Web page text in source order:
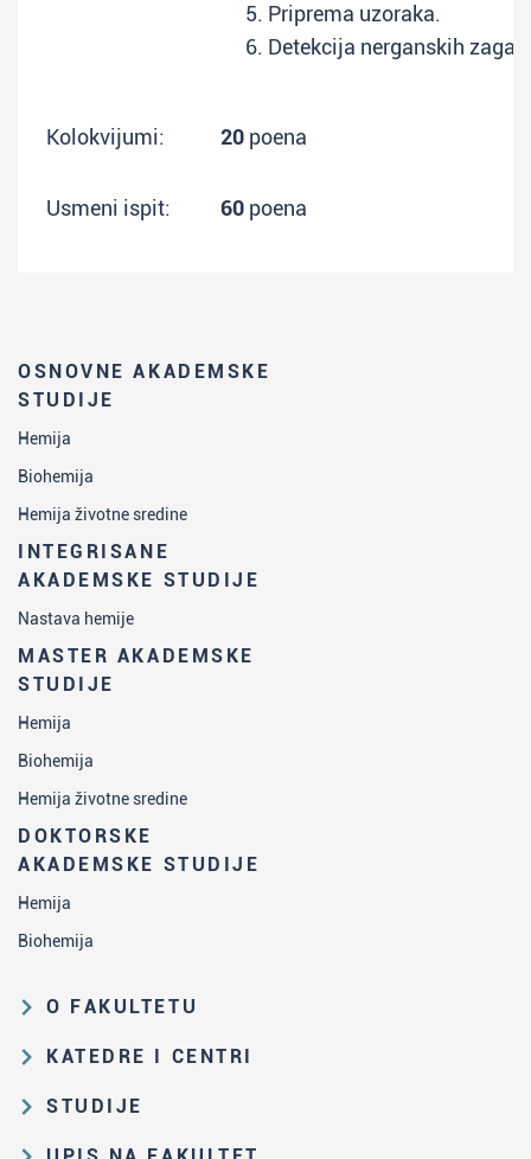
OSNOVNE AKADEMSKE
STUDIJE
Hemija
Biohemija
Hemija životne sredine
INTEGRISANE
AKADEMSKE STUDIJE
Nastava hemije
MASTER AKADEMSKE
STUDIJE
Hemija
Biohemija
Hemija životne sredine
DOKTORSKE
AKADEMSKE STUDIJE
Hemija
Biohemija
O FAKULTETU
Obrazovna i naučna delatnost
struktura
Zakon o visokom obrazovanju i
KATEDRE I CENTRI
Katedra za analitičku hemiju
STUDIJE
Put studiranja na HF
Priprema uzoraka.
Detekcija nerganskih
Kolokvijumi: 20 poena
Usmeni ispit: 60 poena